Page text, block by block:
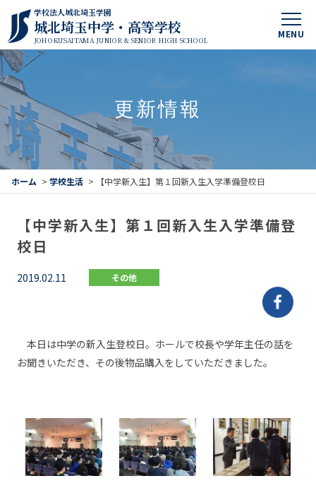
MENU
学校法人城北埼玉学園
城北埼玉中学・高等学校
JOHOKUSAITAMA JUNIOR & SENIOR HIGH SCHOOL
更新情報
ホーム > 学校生活 > 【中学新入生】第１回新入生入学準備登校日
【中学新入生】第１回新入生入学準備登
校日
2019.02.11 その他
本日は中学の新入生登校日。ホールで校長や学年主任の話を
お聞きいただき、その後物品購入をしていただきました。